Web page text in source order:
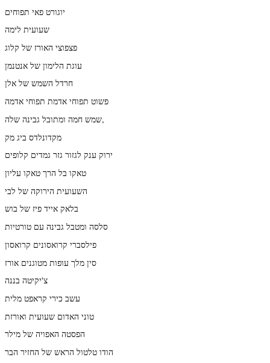
יוגורט פאי תפוחים
שעועית לימה
פצפוצי האורז של קלוג
עוגת הלימון של אנטנמן
חרדל השמש של אלן
פשוט תפוחי אדמת תפוחי אדמה
שמש חמה ומתובל גבינה שלה,
מקדונלדס ביג מק
ירוק ענק לגזור גזר גמדים קלופים
טאקו בל הרך טאקו עליון
השעועית הירוקה של לבי
בלאק אייד פיז של בוש
סלסה ומטבל גבינה עם טורטיות
פילסברי קרואסונים קרואסון
סין מלך עופות מטוגנים אורז
צ'יקיטה בננה
עשב כירי קראפט מלית
טוני האדום שעועית ואורזת
הפסטה האפויה של מילר
הודו טלטול הראש של החזיר הבר